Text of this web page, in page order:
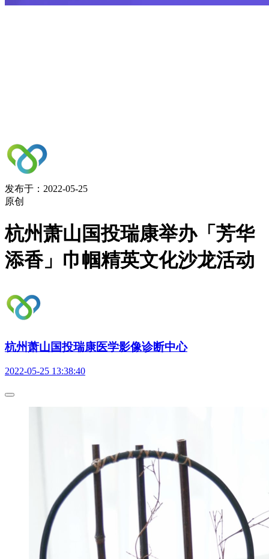
发布于：2022-05-25
原创
杭州萧山国投瑞康举办「芳华
添香」巾帼精英文化沙龙活动
杭州萧山国投瑞康医学影像诊断中心
2022-05-25 13:38:40